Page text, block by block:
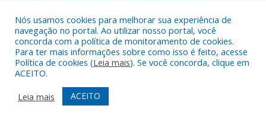
Todos os direitos reservados a Prefeitura Municipal de
Itupiranga.
Mapa do Site
Acessar Área Administrativa
Acessar Webmail
Nós usamos cookies para melhorar sua experiência de
navegação no portal. Ao utilizar nosso portal, você
concorda com a política de monitoramento de cookies.
Para ter mais informações sobre como isso é feito, acesse
Política de cookies (Leia mais). Se você concorda, clique em
ACEITO.
Leia mais
ACEITO